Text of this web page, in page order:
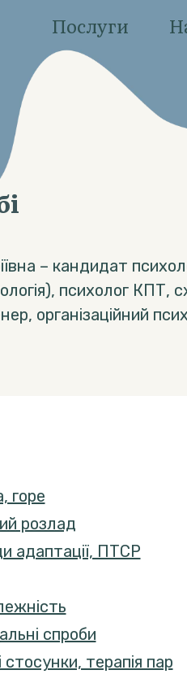
Послуги
– кандидат
психолог КПТ,
організаційний
горе
розлад
адаптації, ПТСР
спроби
стосунки, терапія пар